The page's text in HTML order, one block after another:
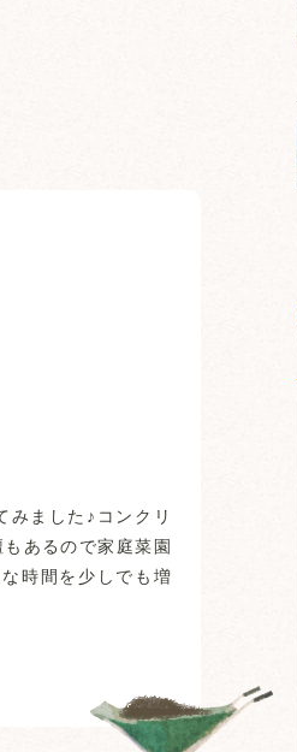
ました♪コンクリ
あるので家庭菜園
時間を少しでも増